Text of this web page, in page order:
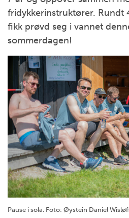
fridykkerinstruktører. Rundt
fikk prøvd seg i vannet
sommerdagen!
Pause i sola. Foto: Øystein Daniel